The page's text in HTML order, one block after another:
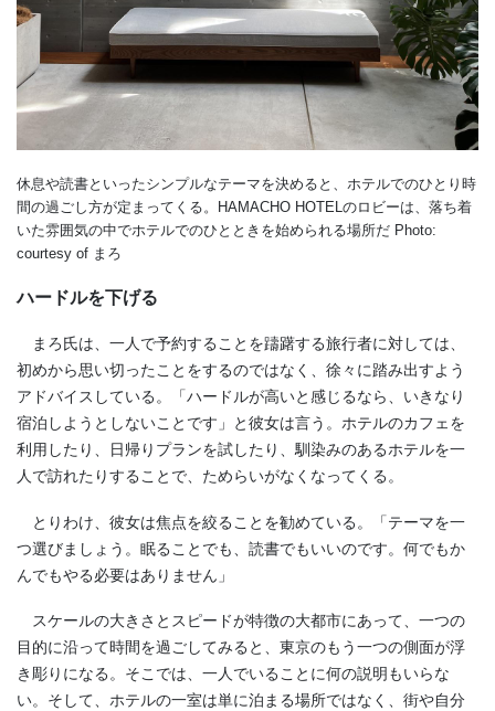
休息や読書といったシンプルなテーマを決めると、ホテルでのひとり時
間の過ごし方が定まってくる。HAMACHO HOTELのロビーは、落ち着
いた雰囲気の中でホテルでのひとときを始められる場所だ Photo:
courtesy of まろ
ハードルを下げる
まろ氏は、一人で予約することを躊躇する旅行者に対しては、
初めから思い切ったことをするのではなく、徐々に踏み出すよう
アドバイスしている。「ハードルが高いと感じるなら、いきなり
宿泊しようとしないことです」と彼女は言う。ホテルのカフェを
利用したり、日帰りプランを試したり、馴染みのあるホテルを一
人で訪れたりすることで、ためらいがなくなってくる。
とりわけ、彼女は焦点を絞ることを勧めている。「テーマを一
つ選びましょう。眠ることでも、読書でもいいのです。何でもか
んでもやる必要はありません」
スケールの大きさとスピードが特徴の大都市にあって、一つの
目的に沿って時間を過ごしてみると、東京のもう一つの側面が浮
き彫りになる。そこでは、一人でいることに何の説明もいらな
い。そして、ホテルの一室は単に泊まる場所ではなく、街や自分